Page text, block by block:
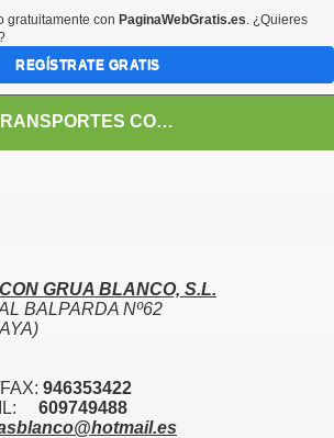
TRANSPORTES CON GRUA BLANCO
GRUA BLANCO, S.L.
BALPARDA Nº62
946353422
609749488
gratuitamente con PaginaWebGratis.es. ¿Quieres
REGÍSTRATE GRATIS